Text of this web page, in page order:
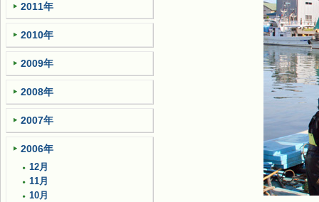
2011年
2010年
2009年
2008年
2007年
2006年
12月
11月
10月